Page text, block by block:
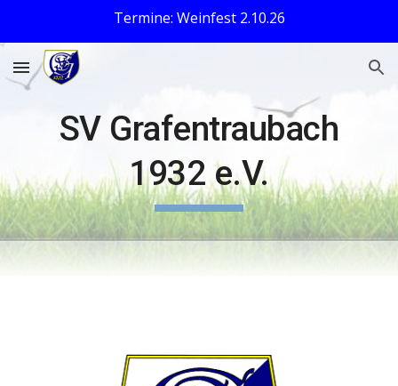
Termine: Weinfest 2.10.26
SV Grafentraubach
1932 e.V.